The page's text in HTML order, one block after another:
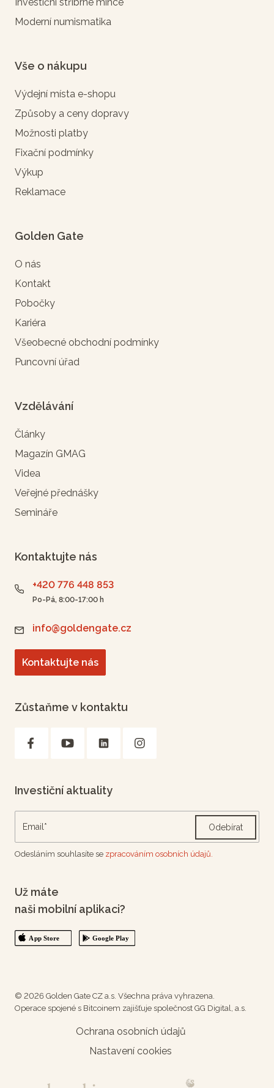
Investiční stříbrné mince
Moderní numismatika
Vše o nákupu
Výdejní místa e-shopu
Způsoby a ceny dopravy
Možnosti platby
Fixační podmínky
Výkup
Reklamace
Golden Gate
O nás
Kontakt
Pobočky
Kariéra
Všeobecné obchodní podmínky
Puncovní úřad
Vzdělávání
Články
Magazín GMAG
Videa
Veřejné přednášky
Semináře
Kontaktujte nás
+420 776 448 853
Po-Pá, 8:00-17:00 h
info@goldengate.cz
Kontaktujte nás
Zůstaňme v kontaktu
Investiční aktuality
Odebírat
Odesláním souhlasíte se zpracováním osobních údajů.
Už máte
naši mobilní aplikaci?
© 2026 Golden Gate CZ a.s. Všechna práva vyhrazena.
Operace spojené s Bitcoinem zajišťuje společnost GG Digital, a.s.
Ochrana osobních údajů
Nastavení cookies